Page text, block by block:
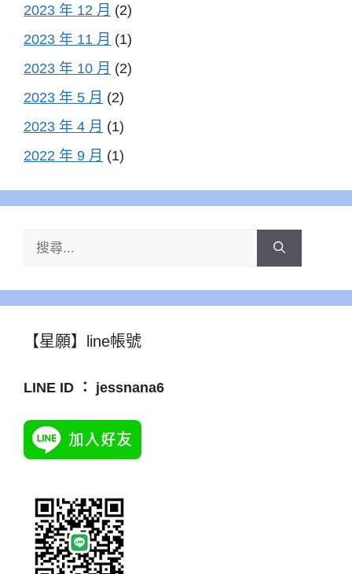
2023 年 12 月 (2)
2023 年 11 月 (1)
2023 年 10 月 (2)
2023 年 5 月 (2)
2023 年 4 月 (1)
2022 年 9 月 (1)
【星願】line帳號
LINE ID ： jessnana6